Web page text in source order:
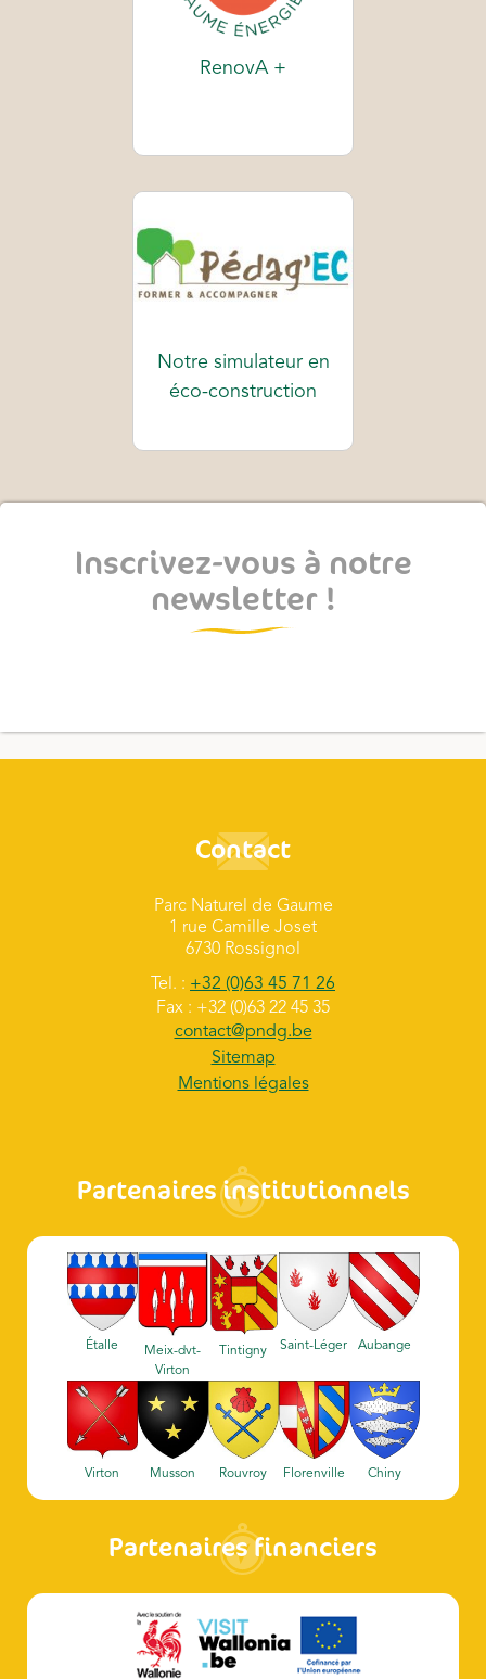
RenovA +
Notre simulateur en
éco-construction
Inscrivez-vous à notre
newsletter !
Contact
Parc Naturel de Gaume
1 rue Camille Joset
6730 Rossignol
Tel. : +32 (0)63 45 71 26
Fax : +32 (0)63 22 45 35
contact@pndg.be
Sitemap
Mentions légales
Partenaires institutionnels
Étalle
Meix-dvt-
Virton
Tintigny Saint-Léger Aubange
Virton Musson Rouvroy Florenville Chiny
Partenaires financiers